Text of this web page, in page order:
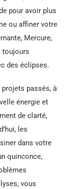
pour avoir plus
ou affiner votre
Mercure,
toujours
des éclipses.
projets passés, à
énergie et
de clarté,
les
dans votre
quinconce,
vous